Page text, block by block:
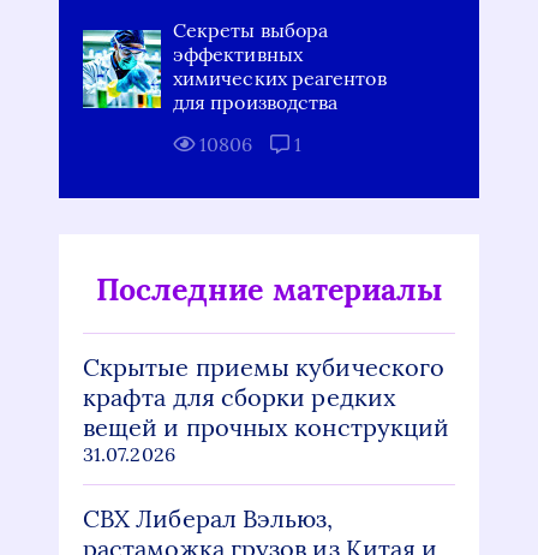
Секреты выбора
эффективных
химических реагентов
для производства
10806
1
Последние материалы
Скрытые приемы кубического
крафта для сборки редких
вещей и прочных конструкций
31.07.2026
СВХ Либерал Вэльюз,
растаможка грузов из Китая и